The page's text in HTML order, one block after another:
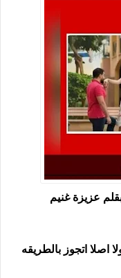
عزيزة غنيم
اصلا اتجوز بالطريقه